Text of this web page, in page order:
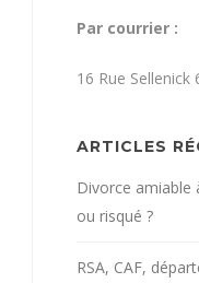
Par courrier :
16 Rue Sellenick
ARTICLES
Divorce amiable
ou risqué ?
RSA, CAF,